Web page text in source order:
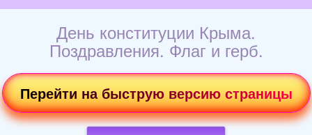
День конституции Крыма.
Поздравления. Флаг и герб.
Перейти на быструю версию страницы